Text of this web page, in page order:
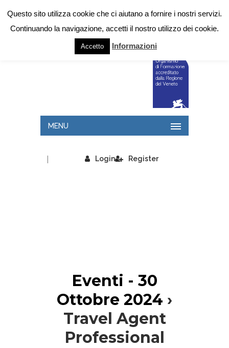
MENU
Login
| Register
Eventi - 30
Ottobre 2024 ›
Travel Agent
Professional
Questo sito utilizza cookie che ci aiutano a fornire i nostri servizi.
Continuando la navigazione, accetti il nostro utilizzo dei cookie.
Accetto Informazioni